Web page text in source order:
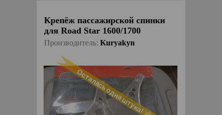
Крепёж пассажирской спинки
для Road Star 1600/1700
Производитель: Kuryakyn
Осталась одна штука!